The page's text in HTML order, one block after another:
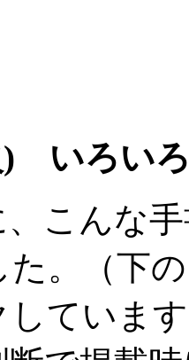
) いろい
こんな
た。（下
していま